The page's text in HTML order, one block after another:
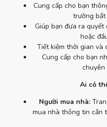
Cung cấp cho bạn
trường bất
Giúp bạn đưa ra quyết
hoặc
Tiết kiệm thời gian và
Cung cấp cho bạn
chuyên
Ai có
Người mua nhà:
mua nhà thông tin cần